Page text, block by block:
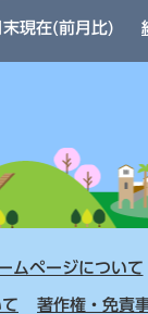
現在(前月比)
ムページについて
著作権・免責